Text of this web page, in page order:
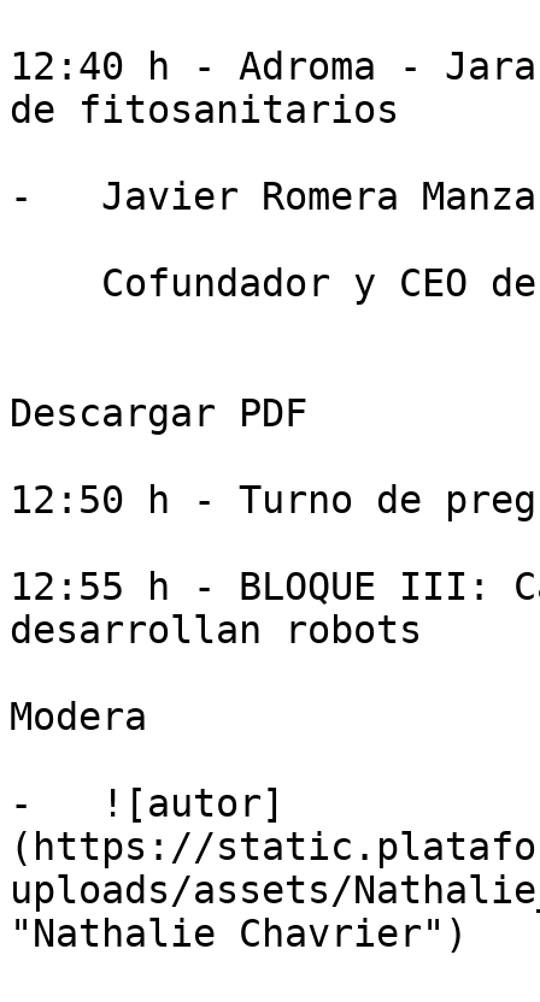
12:40 h - Adroma -
de fitosanitarios
-   Javier Romera
Descargar PDF
12:50 h - Turno de
12:55 h - BLOQUE III:
desarrollan robots
Modera
-   ![autor]
(https://
uploads/assets/
"Nathalie Chavrier")